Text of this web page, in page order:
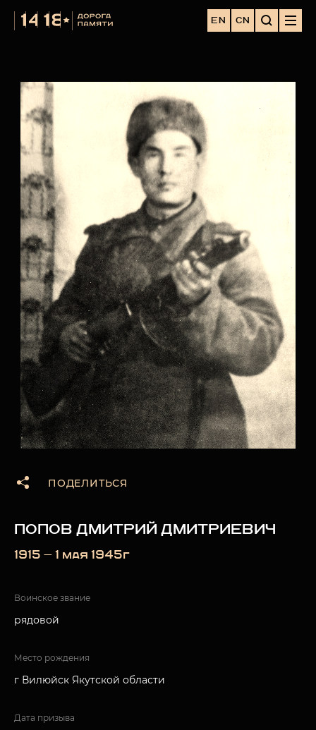
EN CN
ПОДЕЛИТЬСЯ
ПОПОВ ДМИТРИЙ ДМИТРИЕВИЧ
1915 — 1 мая 1945г
Воинское звание
рядовой
Место рождения
г Вилюйск Якутской области
Дата призыва